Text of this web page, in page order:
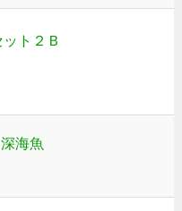
ト２Ｂ
海魚